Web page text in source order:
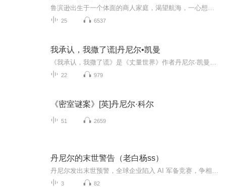
25 6537
我承认，我撒了谎|丹尼尔•凯曼
22 979
《密室谜案》[英]丹尼尔·科尔
51 2659
丹尼尔的末世警告（老白杨ss）
3 82